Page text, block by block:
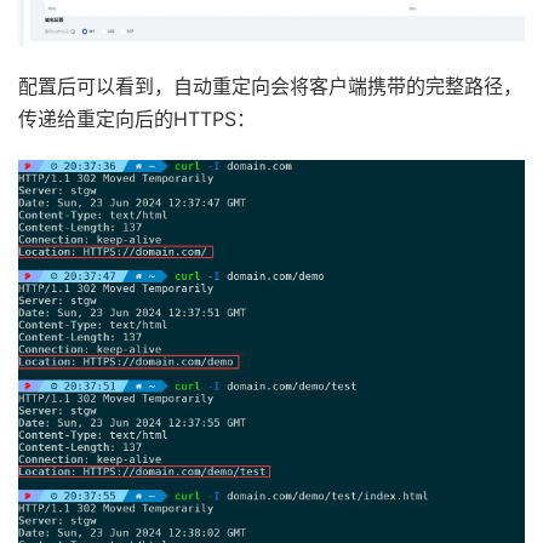
配置后可以看到，自动重定向会将客户端携带的完整路径，
传递给重定向后的HTTPS：